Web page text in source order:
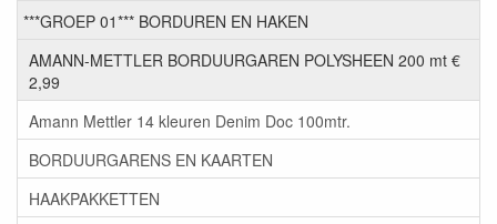
***GROEP 01*** BORDUREN EN HAKEN
AMANN-METTLER BORDUURGAREN POLYSHEEN 200 mt €
2,99
Amann Mettler 14 kleuren Denim Doc 100mtr.
BORDUURGARENS EN KAARTEN
HAAKPAKKETTEN